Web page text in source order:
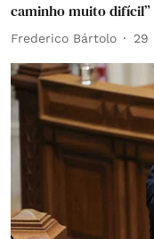
caminho muito difícil”
Frederico Bártolo 29